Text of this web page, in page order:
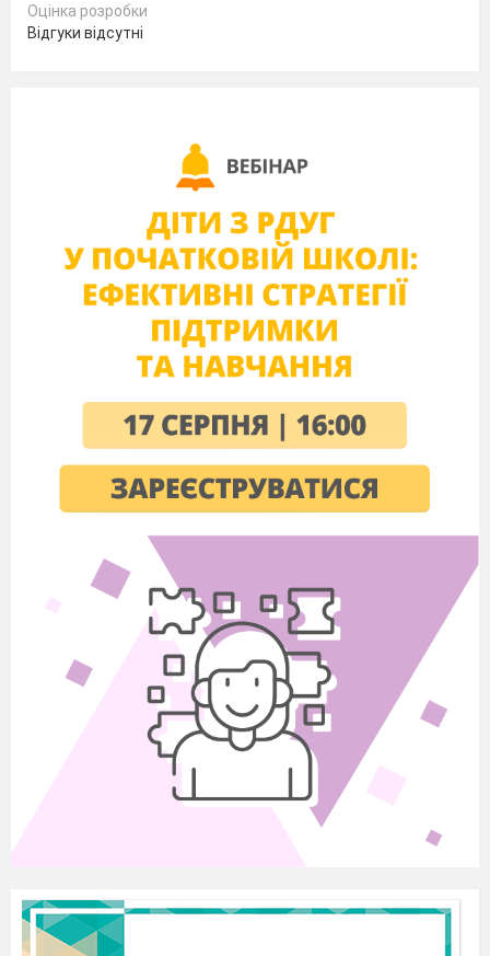
The train is…
Spot says…
mew; b) bow; c) bow-wow-
wow.
Оцінка розробки
Відгуки відсутні